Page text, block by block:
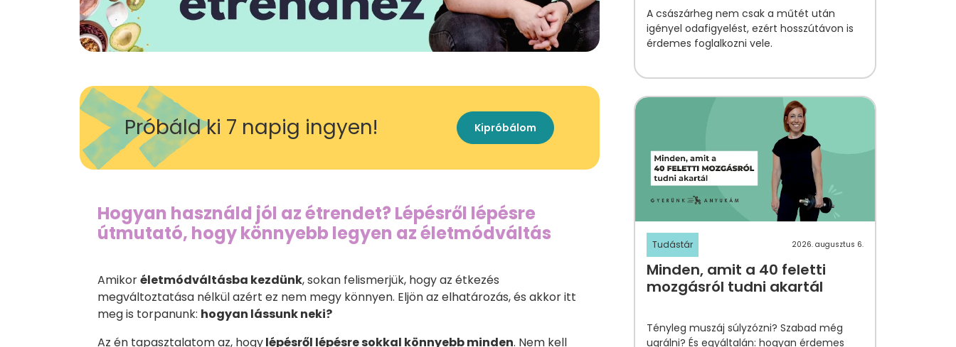
Próbáld ki 7 napig ingyen! Kipróbálom
Hogyan használd jól az étrendet? Lépésről lépésre
útmutató, hogy könnyebb legyen az életmódváltás
Amikoréletmódváltásba kezdünk, sokan felismerjük, hogy az étkezés
megváltoztatása nélkül azért ez nem megy könnyen. Eljön az elhatározás, és akkor itt
meg is torpanunk: hogyan lássunk neki?
Az én tapasztalatom az, hogylépésről lépésre sokkal könnyebb minden. Nem kell
A császárheg nem csak a műtét után
igényel odafigyelést, ezért hosszútávon is
érdemes foglalkozni vele.
Tudástár 2026. augusztus 6.
Minden, amit a 40 feletti
mozgásról tudni akartál
Tényleg muszáj súlyzózni? Szabad még
ugrálni? És egyáltalán: hogyan érdemes